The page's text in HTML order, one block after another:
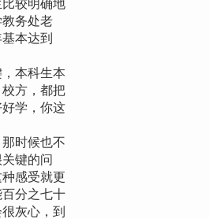
较明确地
务处老
本达到
本科生本
方，都把
学，你这
时候也不
键的问
感受就更
分之七十
灰心，到